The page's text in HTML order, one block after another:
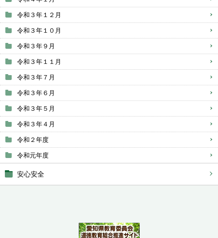
令和３年１２月
令和３年１０月
令和３年９月
令和３年１１月
令和３年７月
令和３年６月
令和３年５月
令和３年４月
令和２年度
令和元年度
安心安全